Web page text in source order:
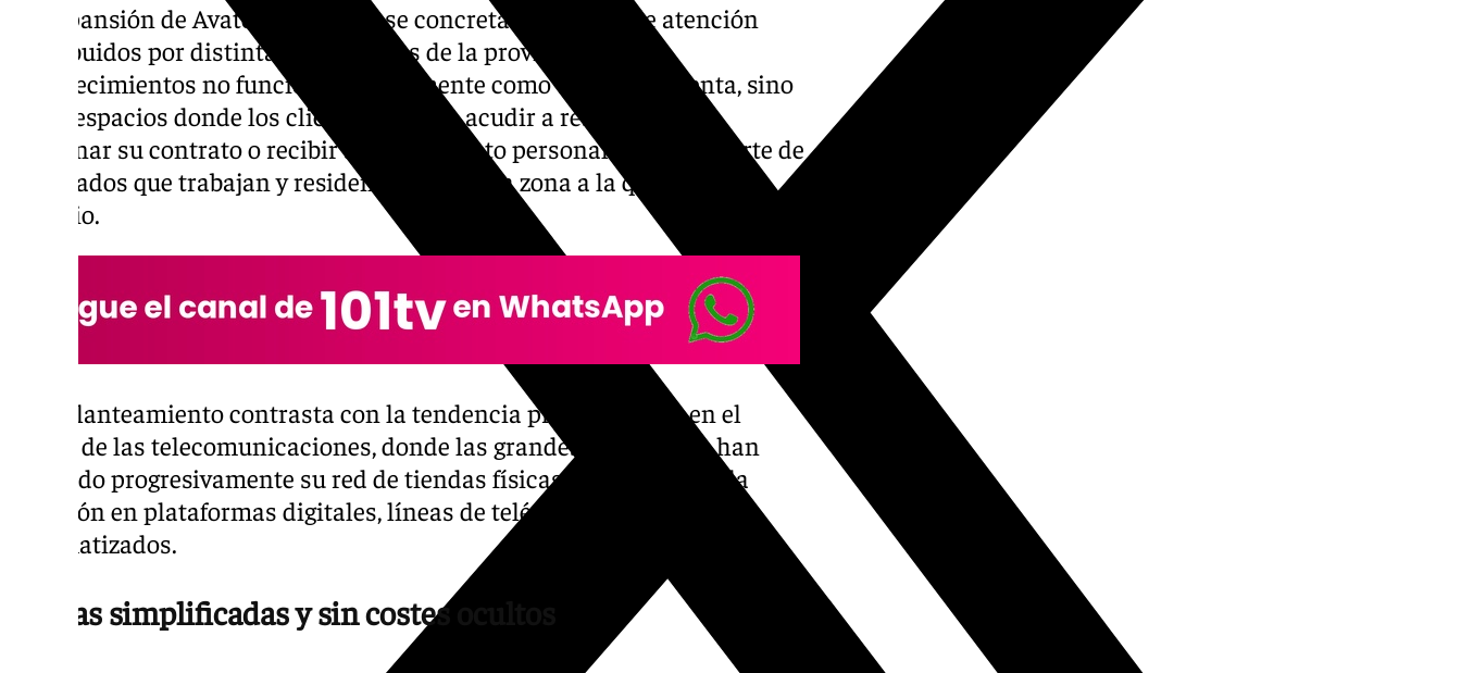
La expansión de Avatel en Málaga se concreta en puntos de atención
distribuidos por distintas localidades de la provincia. Estos
establecimientos no funcionan únicamente como tiendas de venta, sino
como espacios donde los clientes pueden acudir a resolver dudas,
gestionar su contrato o recibir asesoramiento personalizado por parte de
empleados que trabajan y residen en la misma zona a la que prestan
servicio.
Este planteamiento contrasta con la tendencia predominante en el
sector de las telecomunicaciones, donde las grandes operadoras han
reducido progresivamente su red de tiendas físicas y centralizado la
atención en plataformas digitales, líneas de teléfono o chatbots
automatizados.
Tarifas simplificadas y sin costes ocultos